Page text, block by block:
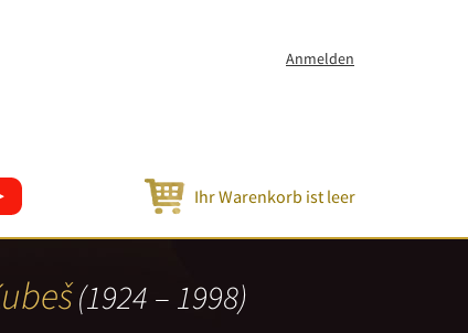
Anmelden
Ihr Warenkorb ist leer
(1924 – 1998)